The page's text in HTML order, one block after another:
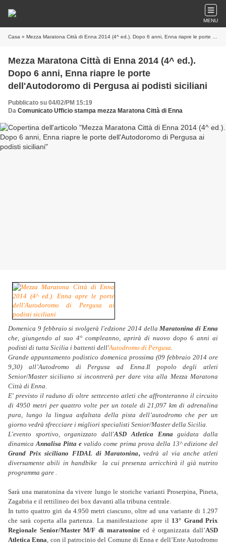
MENU
Casa » Mezza Maratona Città di Enna 2014 (4^ ed.). Dopo 6 anni, Enna riapre le porte dell'Autodoromo di Pergusa ai podisti siciliani
Mezza Maratona Città di Enna 2014 (4^ ed.).
Dopo 6 anni, Enna riapre le porte
dell'Autodoromo di Pergusa ai podisti siciliani
Pubblicato su 04/02/PM 15:19
Da Comunicato Ufficio stampa mezza Maratona Città di Enna
Domenica 9 febbraio si svolgerà l'edzione 2014 dellaMaratonina di Enna
che, giungendo al suo 4° compleanno, aprirà di nuovo dopo 6 anni ai
podisti di tutta Sicilia i battenti dell'Autodromo di Pergusa.
Grande appuntamento podistico domenica prossima (09 febbraio 2014 ore
9,30) all’Autodromo di Pergusa ad Enna.Il popolo degli atleti
Senior/Master siciliano si incontrerà per dare vita alla Mezza Maratona
Città di Enna.
E' previsto il raduno di oltre settecento atleti che affronteranno il circuito
di 4950 metri per quattro volte per un totale di 21,097 km di adrenalina
pura, lungo la lingua asfaltata della pista dell’autodromo che per un
giorno vedrà sfrecciare i migliori specialisti Senior/Master della Sicilia.
L'evento sportivo, organizzato dall'ASD Atletica Enna guidata dalla
dinamicaAnnalisa Pitta evalido come prima prova della 13^ edizione del
Grand Prix siciliano FIDAL di Maratonina,vedrà al via anche atleti
diversamente abili in handbike la cui presenza arricchirà il già nutrito
programma gare .
Sarà una maratonina da vivere lungo le storiche varianti Proserpina, Pineta,
Zagabria e il rettilineo dei box davanti alla tribuna centrale.
In tutto quattro giri da 4.950 metri ciascuno, oltre ad una variante di 1.297
che sarà coperta alla partenza. La manifestazione apre il 13° Grand Prix
Regionale Senior/Master M/F di maratonineed è organizzata dall’ASD
Atletica Enna, con il patrocinio del Comune di Enna e dell’Ente Autodromo